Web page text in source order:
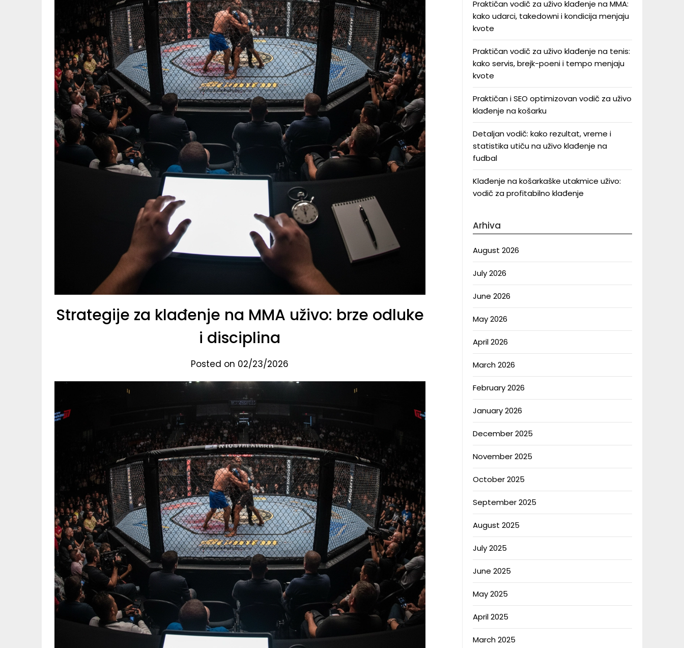
Strategije za klađenje na MMA uživo: brze odluke
i disciplina
Posted on 02/23/2026
Praktičan vodič za uživo klađenje na MMA:
kako udarci, takedowni i kondicija menjaju
kvote
Praktičan vodič za uživo klađenje na tenis:
kako servis, brejk-poeni i tempo menjaju
kvote
Praktičan i SEO optimizovan vodič za uživo
klađenje na košarku
Detaljan vodič: kako rezultat, vreme i
statistika utiču na uživo klađenje na
fudbal
Klađenje na košarkaške utakmice uživo:
vodič za profitabilno klađenje
Arhiva
August 2026
July 2026
June 2026
May 2026
April 2026
March 2026
February 2026
January 2026
December 2025
November 2025
October 2025
September 2025
August 2025
July 2025
June 2025
May 2025
April 2025
March 2025